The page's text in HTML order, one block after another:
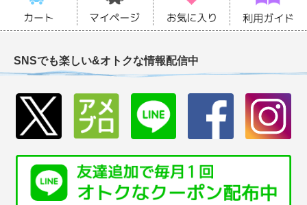
SNSでも楽しい&オトクな情報配信中